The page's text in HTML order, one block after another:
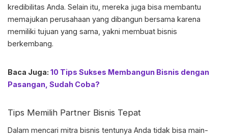
kredibilitas Anda. Selain itu, mereka juga bisa membantu
memajukan perusahaan yang dibangun bersama karena
memiliki tujuan yang sama, yakni membuat bisnis
berkembang.
Baca Juga: 10 Tips Sukses Membangun Bisnis dengan
Pasangan, Sudah Coba?
Tips Memilih Partner Bisnis Tepat
Dalam mencari mitra bisnis tentunya Anda tidak bisa main-